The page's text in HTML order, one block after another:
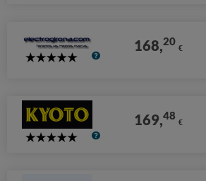
5
168,20 €
5
169,48 €